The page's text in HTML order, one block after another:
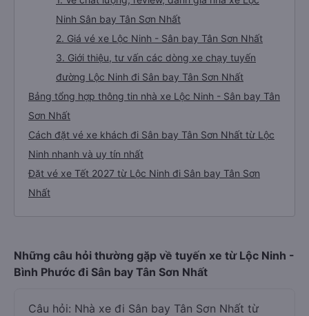
Ninh Sân bay Tân Sơn Nhất
2. Giá vé xe Lộc Ninh - Sân bay Tân Sơn Nhất
3. Giới thiệu, tư vấn các dòng xe chạy tuyến
đường Lộc Ninh đi Sân bay Tân Sơn Nhất
Bảng tổng hợp thông tin nhà xe Lộc Ninh - Sân bay Tân
Sơn Nhất
Cách đặt vé xe khách đi Sân bay Tân Sơn Nhất từ Lộc
Ninh nhanh và uy tín nhất
Đặt vé xe Tết 2027 từ Lộc Ninh đi Sân bay Tân Sơn
Nhất
Những câu hỏi thường gặp về tuyến xe từ Lộc Ninh -
Bình Phước đi Sân bay Tân Sơn Nhất
Câu hỏi: Nhà xe đi Sân bay Tân Sơn Nhất từ